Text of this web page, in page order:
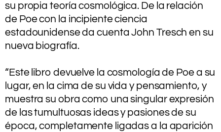
su propia teoría cosmológica. De la relación
de Poe con la incipiente ciencia
estadounidense da cuenta John Tresch en su
nueva biografía.
“Este libro devuelve la cosmología de Poe a su
lugar, en la cima de su vida y pensamiento, y
muestra su obra como una singular expresión
de las tumultuosas ideas y pasiones de su
época, completamente ligadas a la aparición